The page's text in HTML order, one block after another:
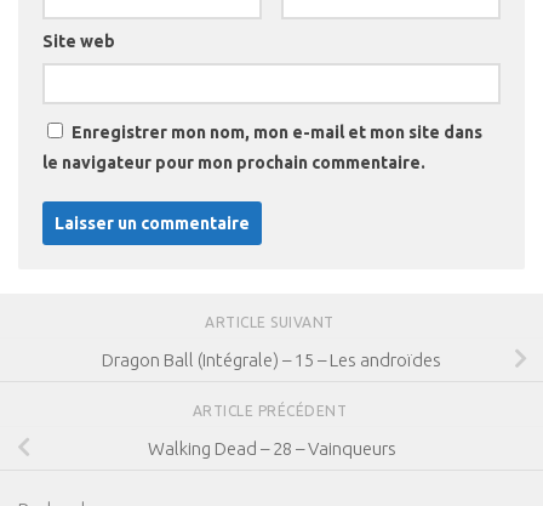
Site web
Enregistrer mon nom, mon e-mail et mon site dans
le navigateur pour mon prochain commentaire.
ARTICLE SUIVANT
Dragon Ball (Intégrale) – 15 – Les androïdes
ARTICLE PRÉCÉDENT
Walking Dead – 28 – Vainqueurs